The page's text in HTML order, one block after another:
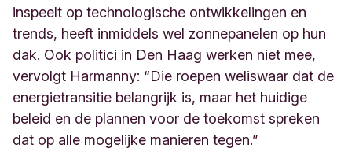
inspeelt op technologische ontwikkelingen en
trends, heeft inmiddels wel zonnepanelen op hun
dak. Ook politici in Den Haag werken niet mee,
vervolgt Harmanny: “Die roepen weliswaar dat de
energietransitie belangrijk is, maar het huidige
beleid en de plannen voor de toekomst spreken
dat op alle mogelijke manieren tegen.”